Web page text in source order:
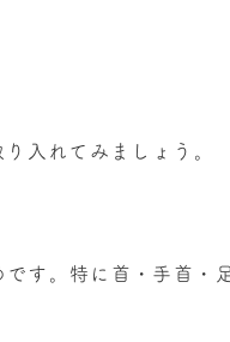
入れてみましょう。
す。特に首・手首・